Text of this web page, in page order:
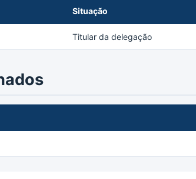
Situação
Titular da delegação